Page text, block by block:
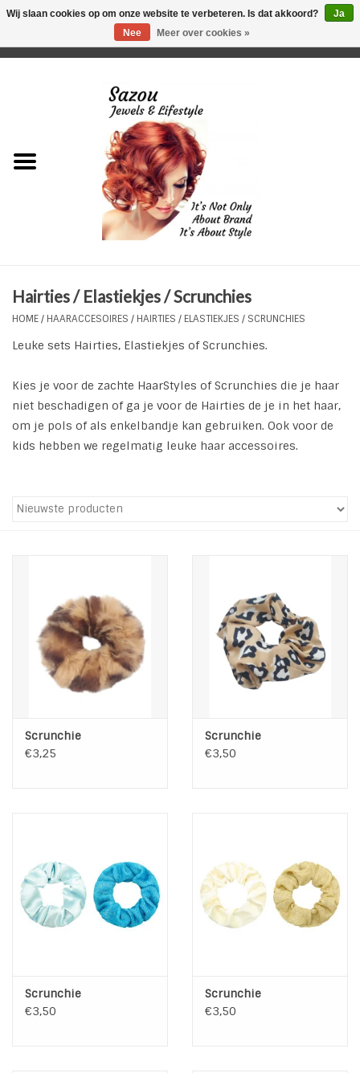
Just for Him
Plus Size Sieraden
Enkelbandjes
Tassen en meer
Haaraccesoires
Charmin*s
Ohlala Jewels
INSPIRATIE
Hairties / Elastiekjes / Scrunchies
HOME/ HAARACCESOIRES / HAIRTIES / ELASTIEKJES / SCRUNCHIES
Leuke sets Hairties, Elastiekjes of Scrunchies.
Kies je voor de zachte HaarStyles of Scrunchies die je haar
niet beschadigen of ga je voor de Hairties de je in het haar,
om je pols of als enkelbandje kan gebruiken. Ook voor de
kids hebben we regelmatig leuke haar accessoires.
Scrunchie
€3,25
Scrunchie
€3,50
Scrunchie
€3,50
Scrunchie
€3,50
Wij slaan cookies op om onze website te verbeteren. Is dat akkoord?
Ja
Nee
Meer over cookies »